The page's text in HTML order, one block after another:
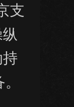
支